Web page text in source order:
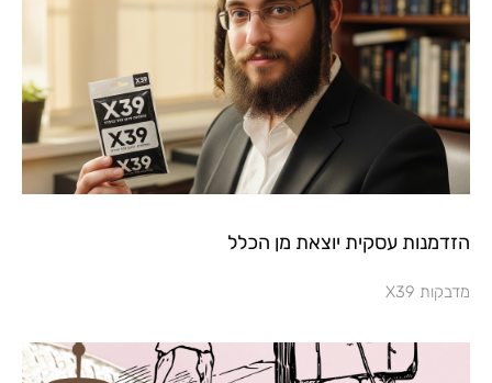
הזדמנות עסקית יוצאת מן הכלל
מדבקות X39